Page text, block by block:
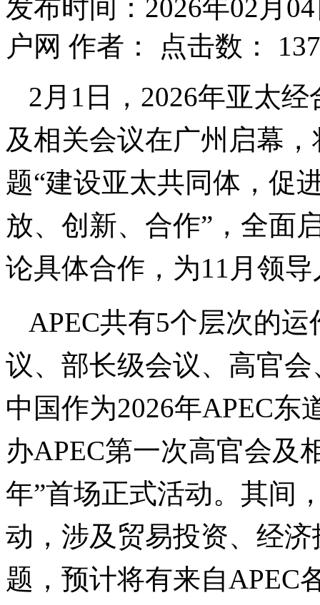
发布时间：2026年02月
户网 作者： 点击数：
2月1日，2026年亚太
及相关会议在广州启幕
题“建设亚太共同体，促
放、创新、合作”，全面
论具体合作，为11月领
APEC共有5个层次的
议、部长级会议、高官
中国作为2026年APEC东
办APEC第一次高官会及
年”首场正式活动。其间
动，涉及贸易投资、经
题，预计将有来自APEC